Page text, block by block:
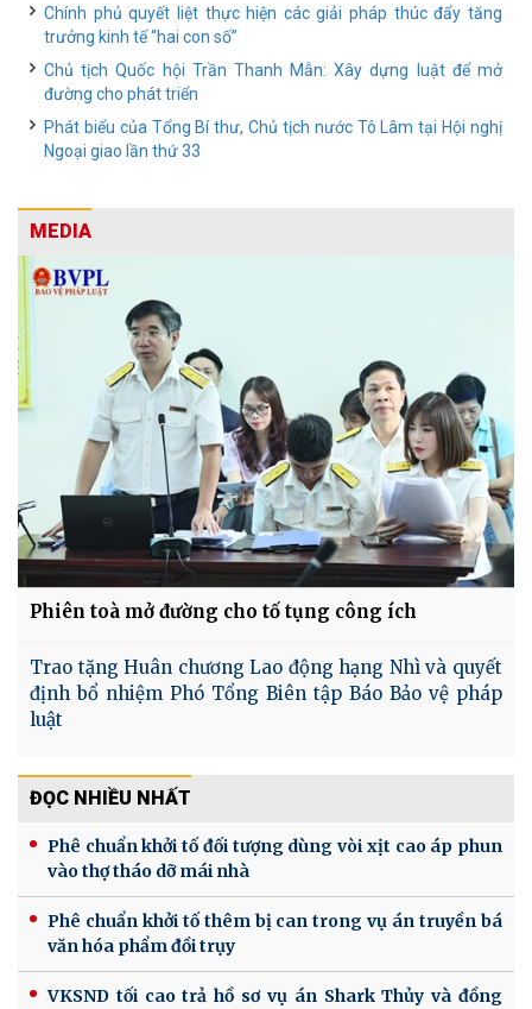
Chính phủ quyết liệt thực hiện các giải pháp thúc đẩy tăng
trưởng kinh tế “hai con số”
Chủ tịch Quốc hội Trần Thanh Mẫn: Xây dựng luật để mở
đường cho phát triển
Phát biểu của Tổng Bí thư, Chủ tịch nước Tô Lâm tại Hội nghị
Ngoại giao lần thứ 33
MEDIA
Phiên toà mở đường cho tố tụng công ích
Trao tặng Huân chương Lao động hạng Nhì và quyết
định bổ nhiệm Phó Tổng Biên tập Báo Bảo vệ pháp
luật
ĐỌC NHIỀU NHẤT
Phê chuẩn khởi tố đối tượng dùng vòi xịt cao áp phun
vào thợ tháo dỡ mái nhà
Phê chuẩn khởi tố thêm bị can trong vụ án truyền bá
văn hóa phẩm đồi trụy
VKSND tối cao trả hồ sơ vụ án Shark Thủy và đồng